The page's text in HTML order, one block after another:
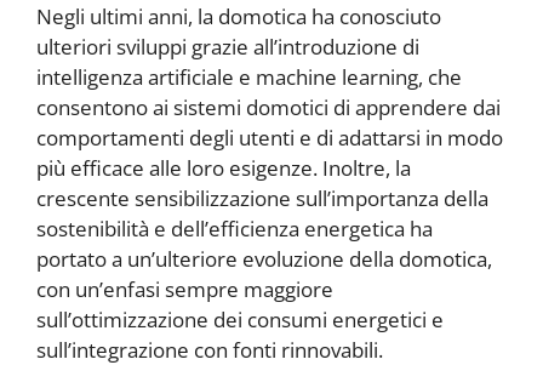
Negli ultimi anni, la domotica ha conosciuto
ulteriori sviluppi grazie all’introduzione di
intelligenza artificiale e machine learning, che
consentono ai sistemi domotici di apprendere dai
comportamenti degli utenti e di adattarsi in modo
più efficace alle loro esigenze. Inoltre, la
crescente sensibilizzazione sull’importanza della
sostenibilità e dell’efficienza energetica ha
portato a un’ulteriore evoluzione della domotica,
con un’enfasi sempre maggiore
sull’ottimizzazione dei consumi energetici e
sull’integrazione con fonti rinnovabili.